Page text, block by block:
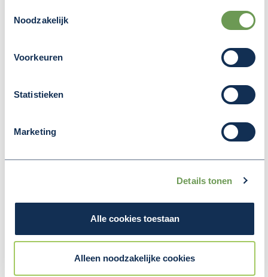
Noodzakelijk
Voorkeuren
Statistieken
Marketing
Details tonen
Alle cookies toestaan
Alleen noodzakelijke cookies
(Opent in een nieuw venster)
(Opent in een nieuw
(Opent in een nieuw
MEER NIEUWS